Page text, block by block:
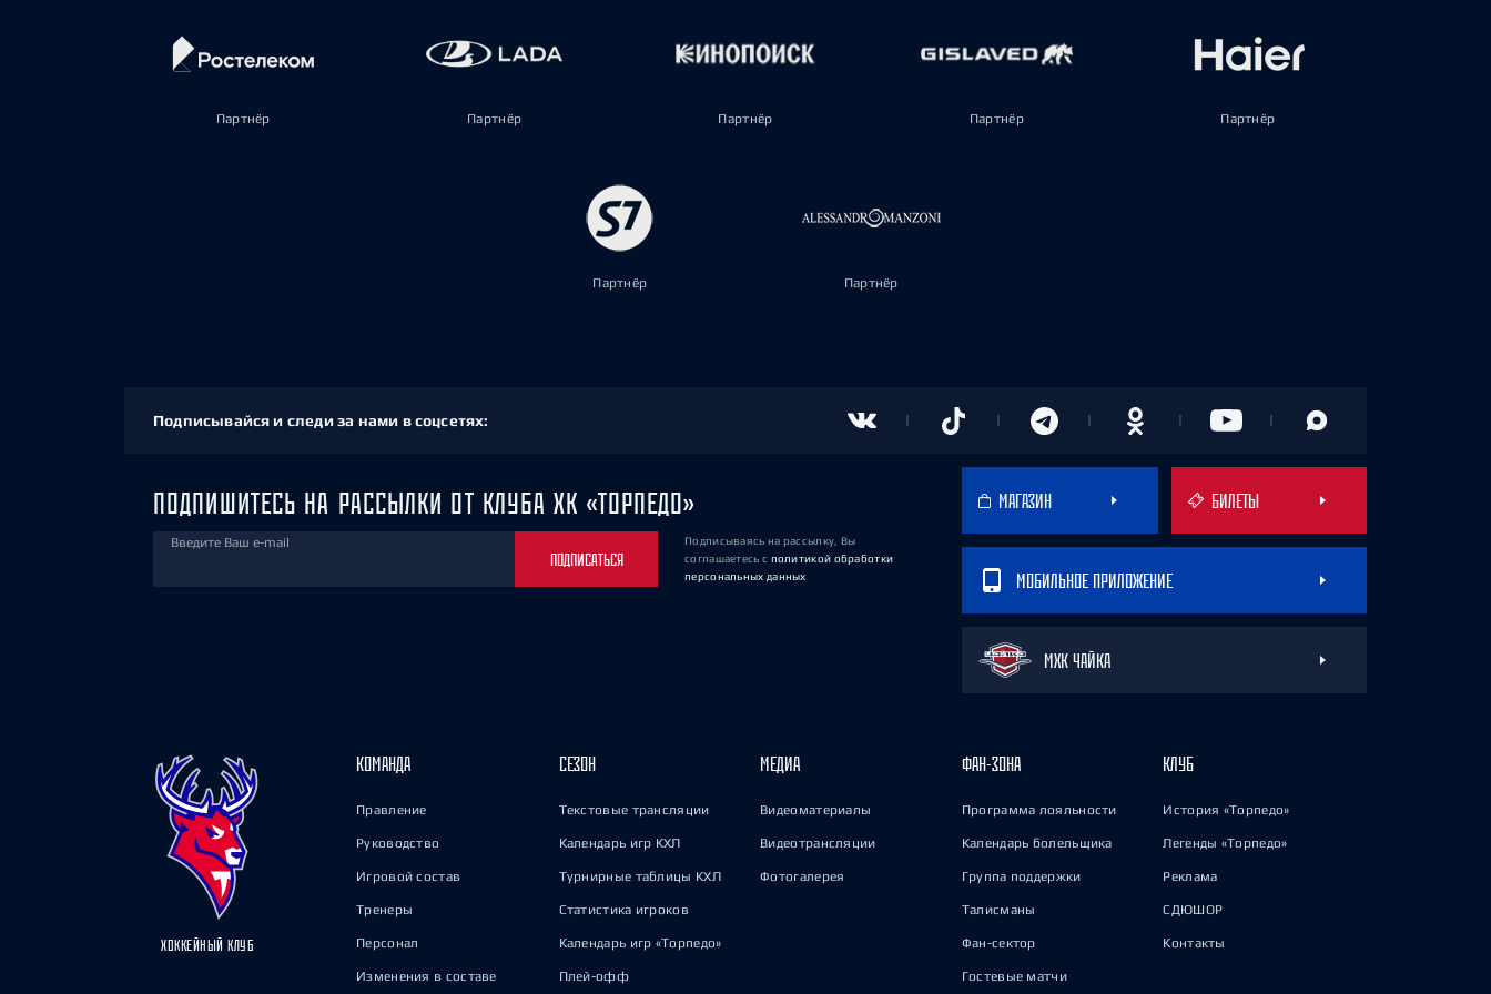
Партнёр Партнёр Партнёр Партнёр Партнёр
Партнёр Партнёр
Подписывайся и следи за нами в соцсетях:
ПОДПИШИТЕСЬ НА РАССЫЛКИ ОТ КЛУБА ХК «ТОРПЕДО»
Введите Ваш e-mail
ПОДПИСАТЬСЯ
Подписываясь на рассылку, Вы
соглашаетесь с политикой обработки
персональных данных
МАГАЗИН БИЛЕТЫ
МОБИЛЬНОЕ ПРИЛОЖЕНИЕ
МХК ЧАЙКА
ХОККЕЙНЫЙ КЛУБ
КОМАНДА
Правление
Руководство
Игровой состав
Тренеры
Персонал
Изменения в составе
СЕЗОН
Текстовые трансляции
Календарь игр КХЛ
Турнирные таблицы КХЛ
Статистика игроков
Календарь игр «Торпедо»
Плей-офф
МЕДИА
Видеоматериалы
Видеотрансляции
Фотогалерея
ФАН-ЗОНА
Программа лояльности
Календарь болельщика
Группа поддержки
Талисманы
Фан-сектор
Гостевые матчи
КЛУБ
История «Торпедо»
Легенды «Торпедо»
Реклама
СДЮШОР
Контакты